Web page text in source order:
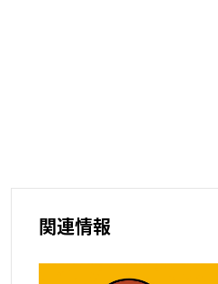
関連情報